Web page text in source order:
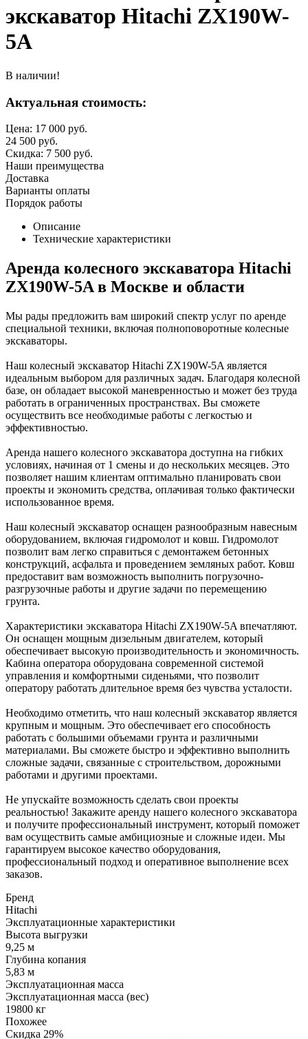
экскаватор Hitachi ZX190W-
5A
В наличии!
Актуальная стоимость:
Цена: 17 000 руб.
24 500 руб.
Скидка: 7 500 руб.
Наши преимущества
Доставка
Варианты оплаты
Порядок работы
Описание
Технические характеристики
Аренда колесного экскаватора Hitachi
ZX190W-5A в Москве и области
Мы рады предложить вам широкий спектр услуг по аренде
специальной техники, включая полноповоротные колесные
экскаваторы.
Наш колесный экскаватор Hitachi ZX190W-5A является
идеальным выбором для различных задач. Благодаря колесной
базе, он обладает высокой маневренностью и может без труда
работать в ограниченных пространствах. Вы сможете
осуществить все необходимые работы с легкостью и
эффективностью.
Аренда нашего колесного экскаватора доступна на гибких
условиях, начиная от 1 смены и до нескольких месяцев. Это
позволяет нашим клиентам оптимально планировать свои
проекты и экономить средства, оплачивая только фактически
использованное время.
Наш колесный экскаватор оснащен разнообразным навесным
оборудованием, включая гидромолот и ковш. Гидромолот
позволит вам легко справиться с демонтажем бетонных
конструкций, асфальта и проведением земляных работ. Ковш
предоставит вам возможность выполнить погрузочно-
разгрузочные работы и другие задачи по перемещению
грунта.
Характеристики экскаватора Hitachi ZX190W-5A впечатляют.
Он оснащен мощным дизельным двигателем, который
обеспечивает высокую производительность и экономичность.
Кабина оператора оборудована современной системой
управления и комфортными сиденьями, что позволит
оператору работать длительное время без чувства усталости.
Необходимо отметить, что наш колесный экскаватор является
крупным и мощным. Это обеспечивает его способность
работать с большими объемами грунта и различными
материалами. Вы сможете быстро и эффективно выполнить
сложные задачи, связанные с строительством, дорожными
работами и другими проектами.
Не упускайте возможность сделать свои проекты
реальностью! Закажите аренду нашего колесного экскаватора
и получите профессиональный инструмент, который поможет
вам осуществить самые амбициозные и сложные идеи. Мы
гарантируем высокое качество оборудования,
профессиональный подход и оперативное выполнение всех
заказов.
Бренд
Hitachi
Эксплуатационные характеристики
Высота выгрузки
9,25 м
Глубина копания
5,83 м
Эксплуатационная масса
Эксплуатационная масса (вес)
19800 кг
Похожее
Скидка 29%